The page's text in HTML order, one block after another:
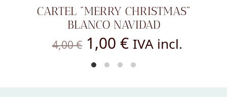
CARTEL "MERRY CHRISTMAS"
BLANCO NAVIDAD
4,00€ El
precio
original
era:
1,00 €El
precio
actual
es:
IVA incl.